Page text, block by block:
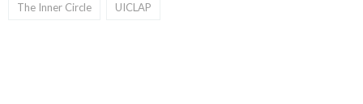
The Inner Circle UICLAP